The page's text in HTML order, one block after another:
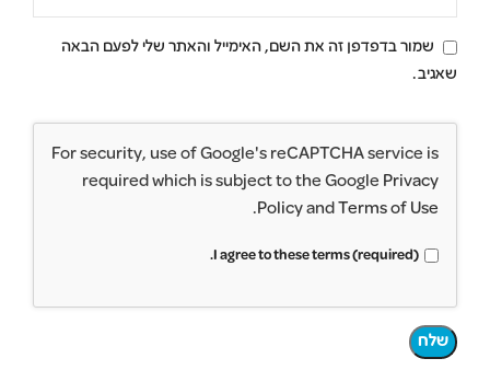
שמור בדפדפן זה את השם, האימייל והאתר שלי לפעם הבאה
שאגיב.
For security, use of Google's reCAPTCHA service is
required which is subject to the Google Privacy
Policyand Terms of Use
.
I agree to these terms (required).